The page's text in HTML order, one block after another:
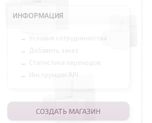
ИНФОРМАЦИЯ
→ Условия сотрудничества
→ Добавить заказ
→ Статистика переходов
→ Инструкции API
СОЗДАТЬ МАГАЗИН